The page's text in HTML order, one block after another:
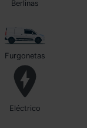
Berlinas
Furgonetas
Eléctrico